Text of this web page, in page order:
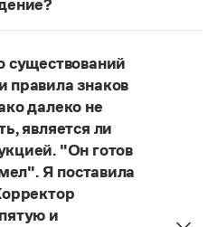
и пунктуации
курс
языке и пунктуации
существовало. Это
существований
правила знаков
далеко не
является ли
"Он готов
Я поставила
и